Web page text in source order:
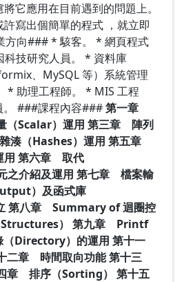
它應用在目前遇到的問題上。
寫出個簡單的程式 ，就立即
方向### * 駭客。 * 網頁程式
技研究人員。 * 資料庫
、MySQL 等）系統管理
* 助理工程師。 * MIS 工程
。 ###課程內容###第一章
Scalar）運用 第三章 陣列
湊（Hashes）運用 第五章
用 第六章 取代
之介紹及運用 第七章 檔案輸
）及函式庫
第八章 Summary of 迴圈控
） 第九章 Printf
Directory）的運用 第十一
二章 時間取向功能第十三
章 排序（Sorting） 第十五